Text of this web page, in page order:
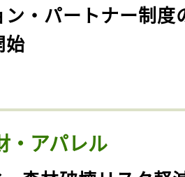
・パートナー制度
始
・アパレル